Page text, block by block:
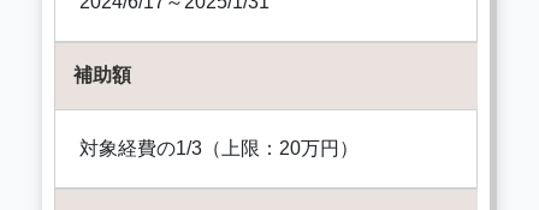
補助額
対象経費の1/3（上限：20万円）